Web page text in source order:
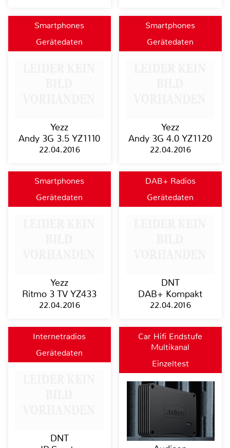
Smartphones
Gerätedaten
Yezz
Andy 3G 3.5 YZ1110
22.04.2016
Smartphones
Gerätedaten
Yezz
Andy 3G 4.0 YZ1120
22.04.2016
Smartphones
Gerätedaten
Yezz
Ritmo 3 TV YZ433
22.04.2016
DAB+ Radios
Gerätedaten
DNT
DAB+ Kompakt
22.04.2016
Internetradios
Gerätedaten
DNT
Car Hifi Endstufe
Multikanal
Einzeltest